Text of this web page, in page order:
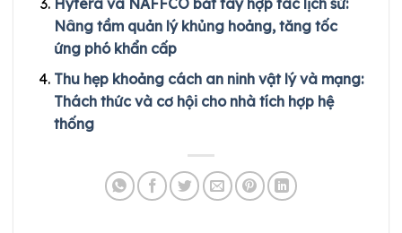
Nâng tầm quản lý khủng hoảng, tăng tốc
ứng phó khẩn cấp
Thu hẹp khoảng cách an ninh vật lý và mạng:
Thách thức và cơ hội cho nhà tích hợp hệ
thống